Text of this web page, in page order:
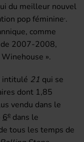
du meilleur nouvel
pop féminine,.
comme
2007-2008,
».
intitulé 21 qui se
dont 1,85
vendu dans le
6e dans le
tous les temps de